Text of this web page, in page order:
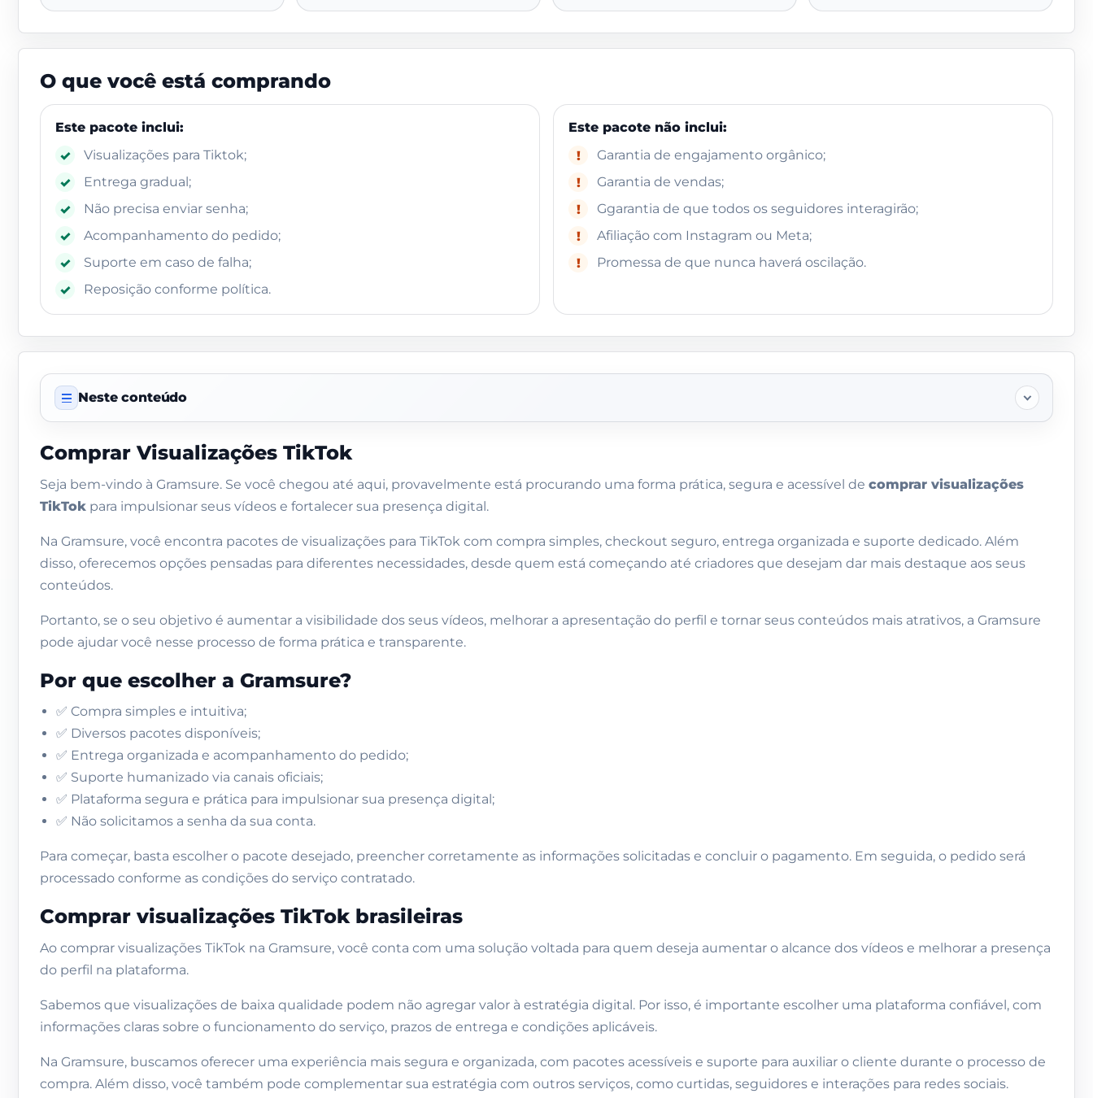
O que você está comprando
Este pacote inclui:
✓
Visualizações para Tiktok;
✓
Entrega gradual;
✓
Não precisa enviar senha;
✓
Acompanhamento do pedido;
✓
Suporte em caso de falha;
✓
Reposição conforme política.
Este pacote não inclui:
!
Garantia de engajamento orgânico;
!
Garantia de vendas;
!
Ggarantia de que todos os seguidores interagirão;
!
Afiliação com Instagram ou Meta;
!
Promessa de que nunca haverá oscilação.
Neste conteúdo
Sobre este serviço
O que o comprador deve enviar
Política de garantia
Dados do vendedor
O que você está comprando
Este pacote não inclui:
Por que escolher a Gramsure?
Comprar visualizações TikTok brasileiras
Como comprar visualizações TikTok passo a passo
2. Informe os dados necessários
3. Escolha o vídeo que receberá as visualizações
4. Informe um e-mail válido
5. Realize o pagamento e aguarde a entrega
Vantagens de comprar visualizações TikTok na Gramsure
Segurança durante a compra
Entrega organizada
Pacotes para diferentes objetivos
Processo de compra simples
Suporte dedicado
Comprar Visualizações TikTok
Seja bem-vindo à Gramsure. Se você chegou até aqui, provavelmente está procurando uma forma prática, segura e acessível de comprar visualizações
TikTok para impulsionar seus vídeos e fortalecer sua presença digital.
Na Gramsure, você encontra pacotes de visualizações para TikTok com compra simples, checkout seguro, entrega organizada e suporte dedicado. Além
disso, oferecemos opções pensadas para diferentes necessidades, desde quem está começando até criadores que desejam dar mais destaque aos seus
conteúdos.
Portanto, se o seu objetivo é aumentar a visibilidade dos seus vídeos, melhorar a apresentação do perfil e tornar seus conteúdos mais atrativos, a Gramsure
pode ajudar você nesse processo de forma prática e transparente.
Por que escolher a Gramsure?
✅ Compra simples e intuitiva;
✅ Diversos pacotes disponíveis;
✅ Entrega organizada e acompanhamento do pedido;
✅ Suporte humanizado via canais oficiais;
✅ Plataforma segura e prática para impulsionar sua presença digital;
✅ Não solicitamos a senha da sua conta.
Para começar, basta escolher o pacote desejado, preencher corretamente as informações solicitadas e concluir o pagamento. Em seguida, o pedido será
processado conforme as condições do serviço contratado.
Comprar visualizações TikTok brasileiras
Ao comprar visualizações TikTok na Gramsure, você conta com uma solução voltada para quem deseja aumentar o alcance dos vídeos e melhorar a presença
do perfil na plataforma.
Sabemos que visualizações de baixa qualidade podem não agregar valor à estratégia digital. Por isso, é importante escolher uma plataforma confiável, com
informações claras sobre o funcionamento do serviço, prazos de entrega e condições aplicáveis.
Na Gramsure, buscamos oferecer uma experiência mais segura e organizada, com pacotes acessíveis e suporte para auxiliar o cliente durante o processo de
compra. Além disso, você também pode complementar sua estratégia com outros serviços, como curtidas, seguidores e interações para redes sociais.